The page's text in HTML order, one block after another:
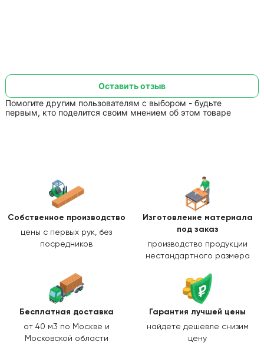
Помогите другим пользователям с выбором - будьте
первым, кто поделится своим мнением об этом товаре
Оставить отзыв
Собственное производство
цены с первых рук, без
посредников
Изготовление материала
под заказ
производство продукции
нестандартного размера
Бесплатная доставка
от 40 м3 по Москве и
Московской области
Гарантия лучшей цены
найдете дешевле снизим
цену